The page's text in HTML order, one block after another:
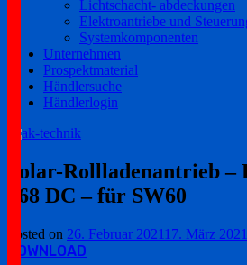
Lichtschacht- abdeckungen
Elektroantriebe und
Systemkomponenten
Unternehmen
Prospektmaterial
Händlersuche
Händlerlogin
ak-technik
Solar-Rollladenantrieb
868 DC – für SW60
Posted on 26. Februar 2021 17. März 2021
DOWNLOAD